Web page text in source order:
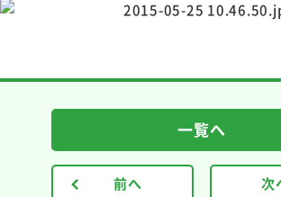
前へ
一覧へ
次